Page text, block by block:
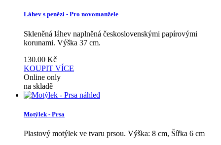
Láhev s penězi - Pro novomanžele
Skleněná láhev naplněná československými papírovými
korunami. Výška 37 cm.
130.00 Kč
KOUPIT VÍCE
Online only
na skladě
náhled
Motýlek - Prsa
Plastový motýlek ve tvaru prsou. Výška: 8 cm, Šířka 6 cm